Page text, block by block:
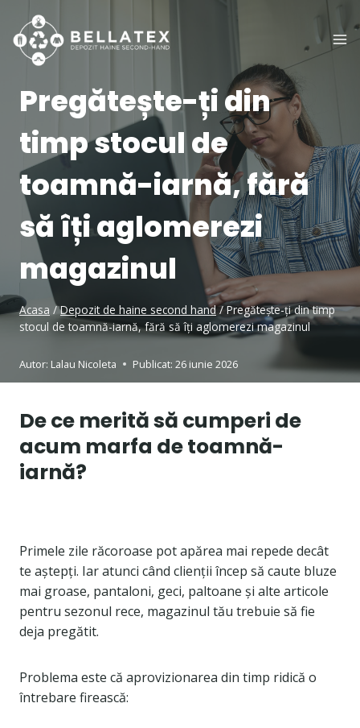
content
Pregătește-ți din
timp stocul de
toamnă-iarnă, fără
să îți aglomerezi
magazinul
Acasa / Depozit de haine second hand / Pregătește-ți din timp
stocul de toamnă-iarnă, fără să îți aglomerezi magazinul
Autor: Lalau Nicoleta Publicat: 26 iunie 2026
De ce merită să cumperi de
acum marfa de toamnă-
iarnă?
Primele zile răcoroase pot apărea mai repede decât
te aștepți. Iar atunci când clienții încep să caute bluze
mai groase, pantaloni, geci, paltoane și alte articole
pentru sezonul rece, magazinul tău trebuie să fie
deja pregătit.
Problema este că aprovizionarea din timp ridică o
întrebare firească: